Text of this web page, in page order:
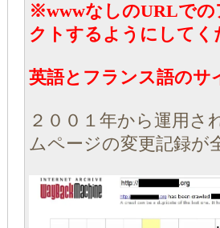
※wwwなしのURLでの
クトするようにしてく
英語とフランス語のサ
２００１年から運用さ
ムページの変更記録が